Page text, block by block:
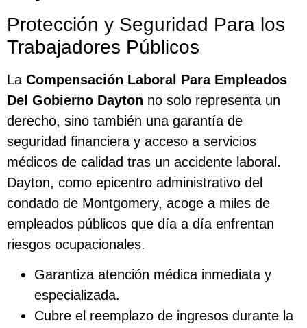
Protección y Seguridad Para los
Trabajadores Públicos
La Compensación Laboral Para Empleados
Del Gobierno Dayton no solo representa un
derecho, sino también una garantía de
seguridad financiera y acceso a servicios
médicos de calidad tras un accidente laboral.
Dayton, como epicentro administrativo del
condado de Montgomery, acoge a miles de
empleados públicos que día a día enfrentan
riesgos ocupacionales.
Garantiza atención médica inmediata y
especializada.
Cubre el reemplazo de ingresos durante la